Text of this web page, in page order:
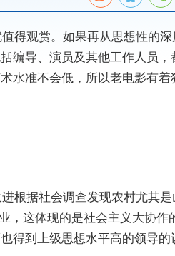
得观赏。如果再从思想性的深
编导、演员及其他工作人员，
水准不会低，所以老电影有着
根据社会调查发现农村尤其是
，这体现的是社会主义大协作
得到上级思想水平高的领导的